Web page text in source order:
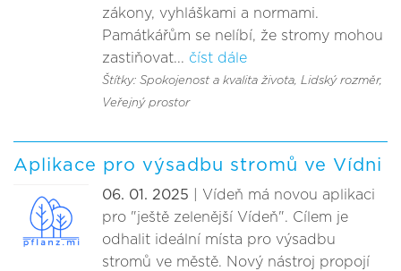
zákony, vyhláškami a normami.
Památkářům se nelíbí, že stromy mohou
zastiňovat... číst dále
Štítky: Spokojenost a kvalita života, Lidský rozměr,
Veřejný prostor
Aplikace pro výsadbu stromů ve Vídni
06. 01. 2025 | Vídeň má novou aplikaci
pro "ještě zelenější Vídeň". Cílem je
odhalit ideální místa pro výsadbu
stromů ve městě. Nový nástroj propojí